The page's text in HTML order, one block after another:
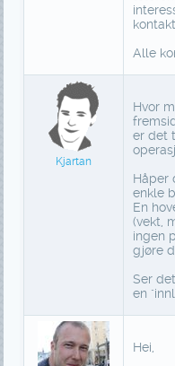
Alle
Kjartan
Hvor
er det
Håper
enkle
En
(vekt,
ingen
gjøre
Ser
en
Hei,